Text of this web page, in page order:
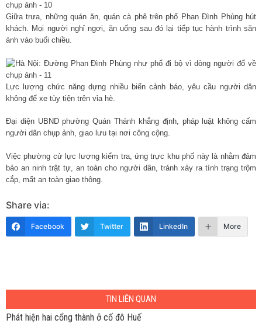
Giữa trưa, những quán ăn, quán cà phê trên phố Phan Đình Phùng hút
khách. Mọi người nghỉ ngơi, ăn uống sau đó lại tiếp tục hành trình săn
ảnh vào buổi chiều.
Lực lượng chức năng dựng nhiều biển cảnh báo, yêu cầu người dân
không để xe tùy tiện trên vỉa hè.
Đại diện UBND phường Quán Thánh khẳng định, pháp luật không cấm
người dân chụp ảnh, giao lưu tại nơi công cộng.
Việc phường cử lực lượng kiểm tra, ứng trực khu phố này là nhằm đảm
bảo an ninh trật tự, an toàn cho người dân, tránh xảy ra tình trạng trộm
cắp, mất an toàn giao thông.
Share via:
Facebook Twitter LinkedIn More
TIN LIÊN QUAN
Phát hiện hai cổng thành ở cố đô Huế